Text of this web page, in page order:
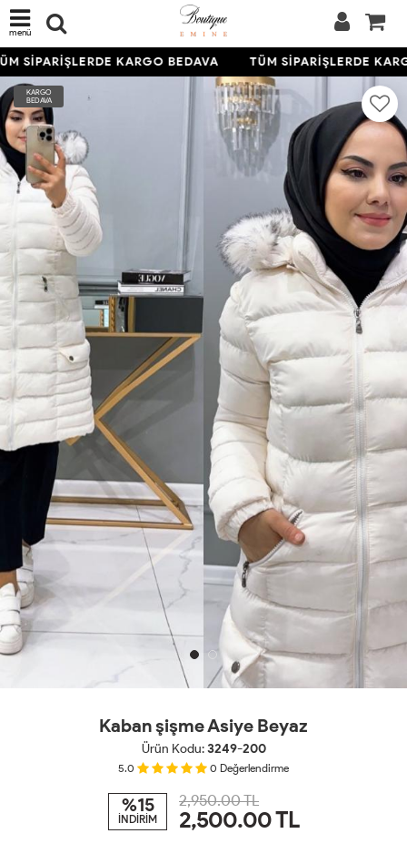
menü
SİPARİŞLERDE KARGO BEDAVA TÜM SİPARİŞLERDE
KARGO
BEDAVA
Kaban şişme Asiye Beyaz
Ürün Kodu:3249-200
5.0 0 Değerlendirme
%15
İNDİRİM
2,950.00 TL
2,500.00TL